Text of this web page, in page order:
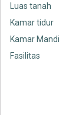
Luas tanah
Kamar tidur
Kamar Mandi
Fasilitas